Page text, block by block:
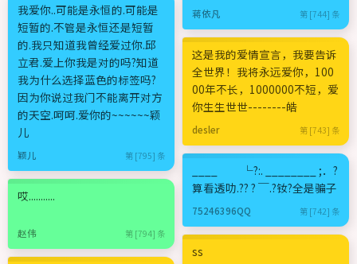
我爱你..可能是永恒的.可能是
短暂的.不管是永恒还是短暂
的.我只知道我曾经爱过你.邱
立君.爱上你我是对的吗?知道
我为什么选择蓝色的标签吗?
因为你说过我门不能离开对方
的天空.呵呵.爱你的~~~~~~颖
儿
颖儿 第 [795] 条
哎...........
赵伟 第 [794] 条
蒋依凡 第 [744] 条
这是我的爱情宣言，我要告诉
全世界！我将永远爱你，100
00年不长，1000000不短，爱
你生生世世--------皓
desler 第 [743] 条
算看透叻.?? ? ￣.?钕?全是骗子
75246396QQ 第 [742] 条
ss